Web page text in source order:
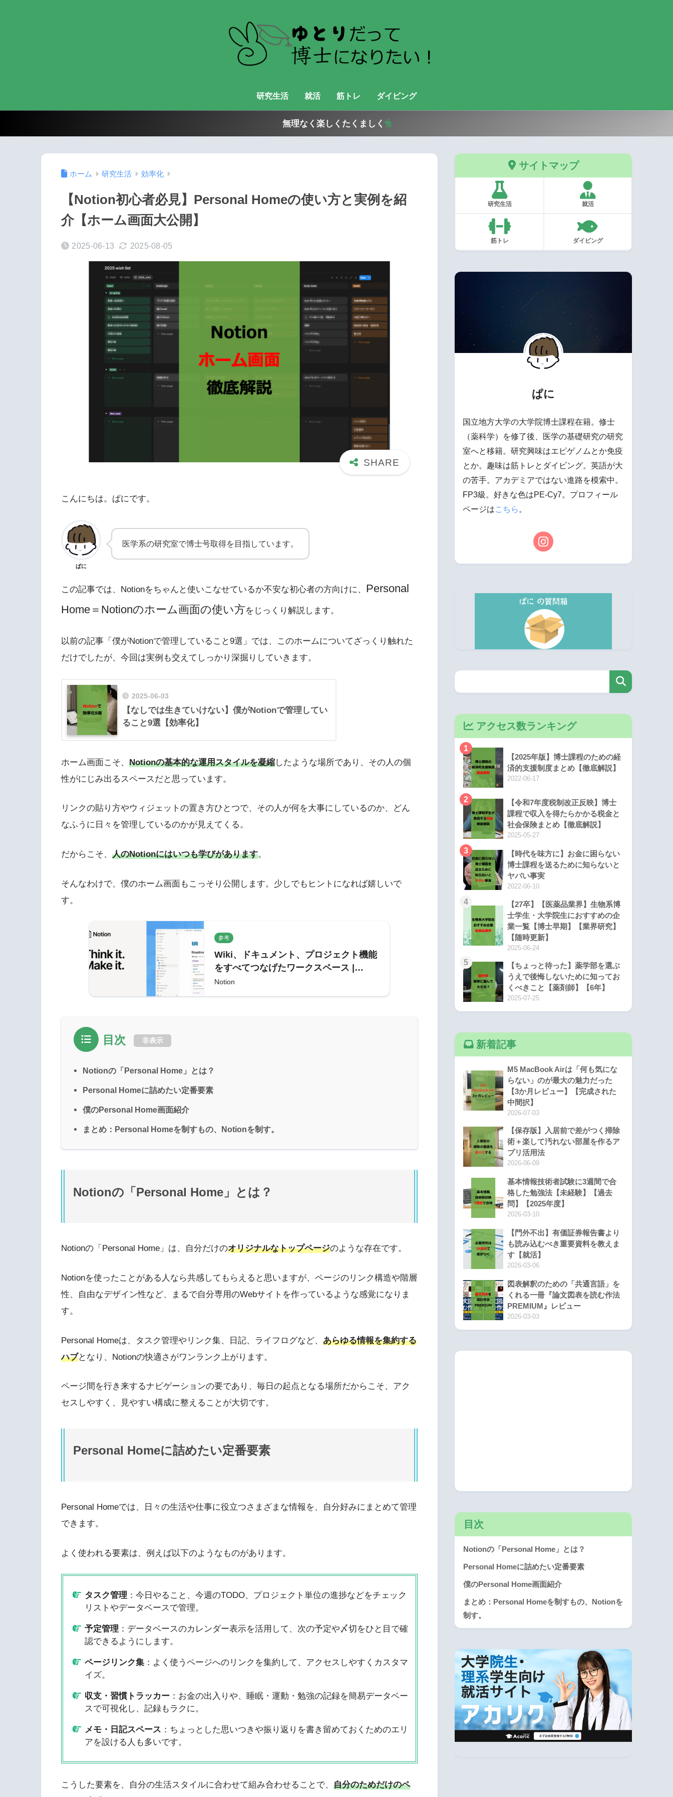
研究生活 就活 筋トレ ダイビング
無理なく楽しくたくましく
ホーム 研究生活 効率化
【Notion初心者必見】Personal Homeの使い方と実例を紹
介【ホーム画面大公開】
2025-06-13 2025-08-05
こんにちは。ぱにです。
ぱに
医学系の研究室で博士号取得を目指しています。
この記事では、Notionをちゃんと使いこなせているか不安な初心者の方向けに、 Personal
Home＝Notionのホーム画面の使い方をじっくり解説します。
以前の記事「僕がNotionで管理していること9選」では、このホームについてざっくり触れた
だけでしたが、今回は実例も交えてしっかり深掘りしていきます。
2025-06-03
【なしでは生きていけない】僕がNotionで管理してい
ること9選【効率化】
ホーム画面こそ、 Notionの基本的な運用スタイルを凝縮したような場所であり、その人の個
性がにじみ出るスペースだと思っています。
リンクの貼り方やウィジェットの置き方ひとつで、その人が何を大事にしているのか、どん
なふうに日々を管理しているのかが見えてくる。
だからこそ、 人のNotionにはいつも学びがあります。
そんなわけで、僕のホーム画面もこっそり公開します。少しでもヒントになれば嬉しいで
す。
参考
Wiki、ドキュメント、プロジェクト機能
をすべてつなげたワークスペース |
Notion (ノーション)
Notion
目次 非表示
Notionの「Personal Home」とは？
Personal Homeに詰めたい定番要素
僕のPersonal Home画面紹介
まとめ：Personal Homeを制すもの、Notionを制す。
Notionの「Personal Home」とは？
Notionの「Personal Home」は、自分だけのオリジナルなトップページのような存在です。
Notionを使ったことがある人なら共感してもらえると思いますが、ページのリンク構造や階層
性、自由なデザイン性など、まるで自分専用のWebサイトを作っているような感覚になりま
す。
Personal Homeは、タスク管理やリンク集、日記、ライフログなど、 あらゆる情報を集約する
ハブとなり、Notionの快適さがワンランク上がります。
ページ間を行き来するナビゲーションの要であり、毎日の起点となる場所だからこそ、アク
セスしやすく、見やすい構成に整えることが大切です。
Personal Homeに詰めたい定番要素
Personal Homeでは、日々の生活や仕事に役立つさまざまな情報を、自分好みにまとめて管理
できます。
よく使われる要素は、例えば以下のようなものがあります。
タスク管理 ：今日やること、今週のTODO、プロジェクト単位の進捗などをチェック
リストやデータベースで管理。
予定管理 ：データベースのカレンダー表示を活用して、次の予定や〆切をひと目で確
認できるようにします。
ページリンク集：よく使うページへのリンクを集約して、アクセスしやすくカスタマ
イズ。
収支・習慣トラッカー：お金の出入りや、睡眠・運動・勉強の記録を簡易データベー
スで可視化し、記録もラクに。
メモ・日記スペース ：ちょっとした思いつきや振り返りを書き留めておくためのエリ
アを設ける人も多いです。
こうした要素を、自分の生活スタイルに合わせて組み合わせることで、 自分のためだけのペ
サイトマップ
研究生活 就活
筋トレ ダイビング
ぱに
国立地方大学の大学院博士課程在籍。修士
（薬科学）を修了後、医学の基礎研究の研究
室へと移籍。研究興味はエピゲノムとか免疫
とか。趣味は筋トレとダイビング。英語が大
の苦手。アカデミアではない進路を模索中。
FP3級。好きな色はPE-Cy7。プロフィール
ページはこちら 。
アクセス数ランキング
1
【2025年版】博士課程のための経
済的支援制度まとめ【徹底解説】
2022-06-17
2
【令和7年度税制改正反映】博士
課程で収入を得たらかかる税金と
社会保険まとめ【徹底解説】
2025-05-27
3
【時代を味方に】お金に困らない
博士課程を送るために知らないと
ヤバい事実
2022-06-10
4
【27卒】【医薬品業界】生物系博
士学生・大学院生におすすめの企
業一覧【博士早期】【業界研究】
【随時更新】
2025-06-24
5
【ちょっと待った】薬学部を選ぶ
うえで後悔しないために知ってお
くべきこと【薬剤師】【6年】
2025-07-25
新着記事
M5 MacBook Airは「何も気にな
らない」のが最大の魅力だった
【3か月レビュー】【完成された
中間択】
2026-07-03
【保存版】入居前で差がつく掃除
術＋楽して汚れない部屋を作るア
プリ活用法
2026-06-09
基本情報技術者試験に3週間で合
格した勉強法【未経験】【過去
問】【2025年度】
2026-03-10
【門外不出】有価証券報告書より
も読み込むべき重要資料を教えま
す【就活】
2026-03-06
図表解釈のための「共通言語」を
くれる一冊『論文図表を読む作法
PREMIUM』レビュー
2026-03-03
目次
Notionの「Personal Home」とは？
Personal Homeに詰めたい定番要素
僕のPersonal Home画面紹介
まとめ：Personal Homeを制すもの、Notionを
制す。